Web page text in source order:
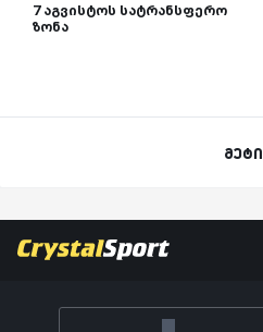
7 აგვისტოს სატრანსფერო
ზონა
მეტი